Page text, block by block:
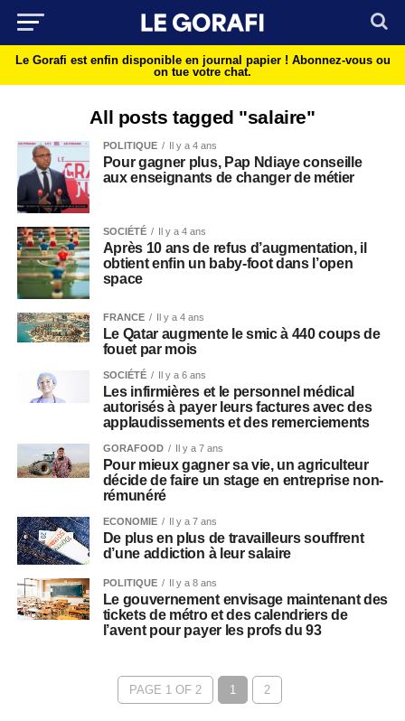
Le Gorafi est enfin disponible en journal papier ! Abonnez-vous ou
on tue votre chat.
All posts tagged "salaire"
POLITIQUE Il y a 4 ans
Pour gagner plus, Pap Ndiaye conseille
aux enseignants de changer de métier
SOCIÉTÉ Il y a 4 ans
Après 10 ans de refus d’augmentation, il
obtient enfin un baby-foot dans l’open
space
FRANCE Il y a 4 ans
Le Qatar augmente le smic à 440 coups de
fouet par mois
SOCIÉTÉ Il y a 6 ans
Les infirmières et le personnel médical
autorisés à payer leurs factures avec des
applaudissements et des remerciements
GORAFOOD Il y a 7 ans
Pour mieux gagner sa vie, un agriculteur
décide de faire un stage en entreprise non-
rémunéré
ECONOMIE Il y a 7 ans
De plus en plus de travailleurs souffrent
d’une addiction à leur salaire
POLITIQUE Il y a 8 ans
Le gouvernement envisage maintenant des
tickets de métro et des calendriers de
l’avent pour payer les profs du 93
PAGE 1 OF 2 1 2